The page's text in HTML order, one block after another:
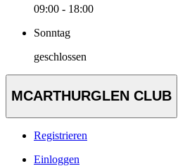
09:00 - 18:00
Sonntag
geschlossen
MCARTHURGLEN CLUB
Registrieren
Einloggen